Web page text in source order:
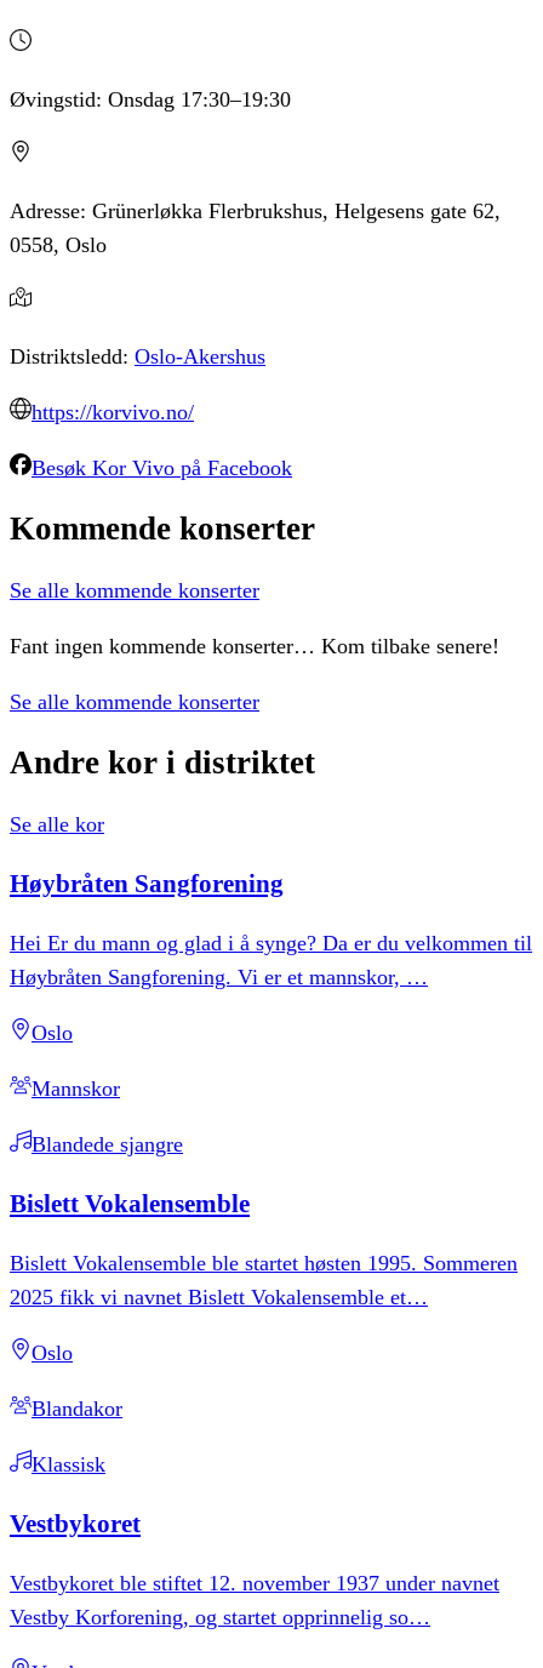
Øvingstid: Onsdag 17:30–19:30
Adresse: Grünerløkka Flerbrukshus, Helgesens gate 62,
0558, Oslo
Distriktsledd: Oslo-Akershus
https://korvivo.no/
Besøk Kor Vivo på Facebook
Kommende konserter
Se alle kommende konserter
Fant ingen kommende konserter… Kom tilbake senere!
Se alle kommende konserter
Andre kor i distriktet
Se alle kor
Høybråten Sangforening
Hei Er du mann og glad i å synge? Da er du velkommen til
Høybråten Sangforening. Vi er et mannskor, …
Oslo
Mannskor
Blandede sjangre
Bislett Vokalensemble
Bislett Vokalensemble ble startet høsten 1995. Sommeren
2025 fikk vi navnet Bislett Vokalensemble et…
Oslo
Blandakor
Klassisk
Vestbykoret
Vestbykoret ble stiftet 12. november 1937 under navnet
Vestby Korforening, og startet opprinnelig so…